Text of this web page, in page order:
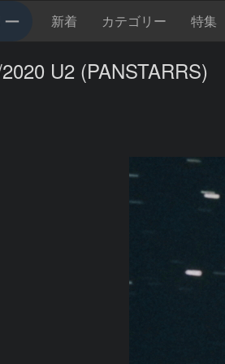
新着 カテゴリー 特集
U2 (PANSTARRS)